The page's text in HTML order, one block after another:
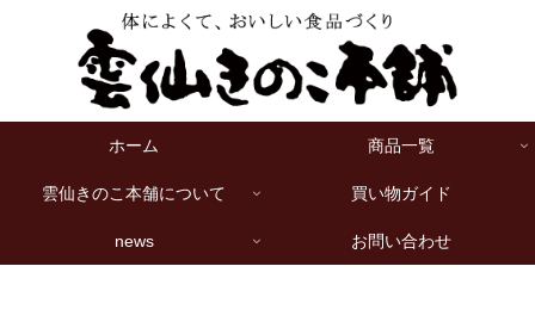
ホーム 商品一覧
雲仙きのこ本舗について 買い物ガイド
news お問い合わせ